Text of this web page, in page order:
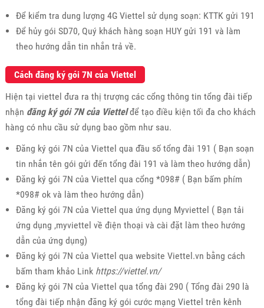
Để kiểm tra dung lượng 4G Viettel sử dụng soạn: KTTK gửi 191
Để hủy gói SD70, Quý khách hàng soạn HUY gửi 191 và làm
theo hướng dẫn tin nhắn trả về.
Cách đăng ký gói 7N của Viettel
Hiện tại viettel đưa ra thị trượng các cổng thông tin tổng đài tiếp
nhận đăng ký gói 7N của Viettelđể tạo điều kiện tối đa cho khách
hàng có nhu cầu sử dụng bao gồm như sau.
Đăng ký gói 7N của Viettel qua đầu số tổng đài 191 ( Bạn soạn
tin nhắn tên gói gửi đến tổng đài 191 và làm theo hướng dẫn)
Đăng ký gói 7N của Viettel qua cổng *098# ( Bạn bấm phím
*098# ok và làm theo hướng dẫn)
Đăng ký gói 7N của Viettel qua ứng dụng Myviettel ( Bạn tải
ứng dụng ,myviettel về điện thoại và cài đặt làm theo hướng
dẫn của ứng dụng)
Đăng ký gói 7N của Viettel qua website Viettel.vn bằng cách
bấm tham khảo Link https://viettel.vn/
Đăng ký gói 7N của Viettel qua tổng đài 290 ( Tổng đài 290 là
tổng đài tiếp nhận đăng ký gói cước mạng Viettel trên kênh